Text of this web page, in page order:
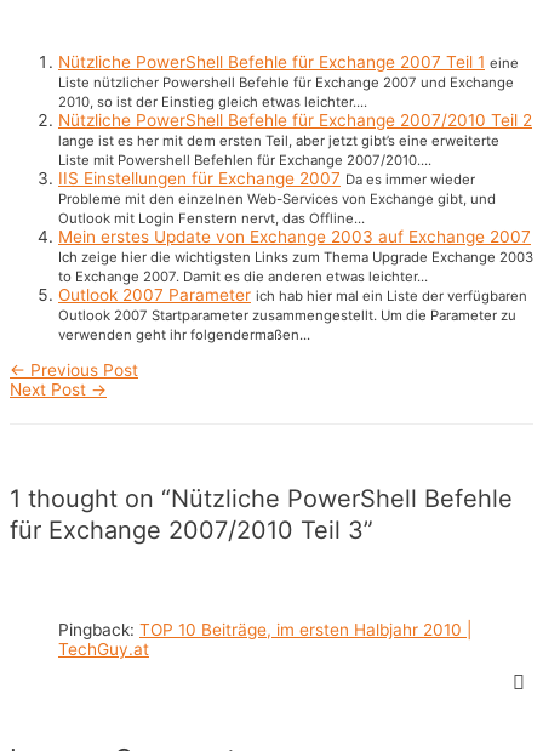
Nützliche PowerShell Befehle für Exchange 2007 Teil 1 eine
Liste nützlicher Powershell Befehle für Exchange 2007 und Exchange
2010, so ist der Einstieg gleich etwas leichter....
Nützliche PowerShell Befehle für Exchange 2007/2010 Teil 2
lange ist es her mit dem ersten Teil, aber jetzt gibt’s eine erweiterte
Liste mit Powershell Befehlen für Exchange 2007/2010....
IIS Einstellungen für Exchange 2007 Da es immer wieder
Probleme mit den einzelnen Web-Services von Exchange gibt, und
Outlook mit Login Fenstern nervt, das Offline...
Mein erstes Update von Exchange 2003 auf Exchange 2007
Ich zeige hier die wichtigsten Links zum Thema Upgrade Exchange 2003
to Exchange 2007. Damit es die anderen etwas leichter...
Outlook 2007 Parameter ich hab hier mal ein Liste der verfügbaren
Outlook 2007 Startparameter zusammengestellt. Um die Parameter zu
verwenden geht ihr folgendermaßen...
Post
navigation
← Previous Post
Next Post →
1 thought on “Nützliche PowerShell Befehle
für Exchange 2007/2010 Teil 3”
Pingback: TOP 10 Beiträge, im ersten Halbjahr 2010 |
TechGuy.at